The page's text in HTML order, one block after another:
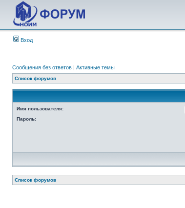
Вход
Сообщения без ответов | Активные темы
Список форумов
Имя пользователя:
Пароль:
Список форумов